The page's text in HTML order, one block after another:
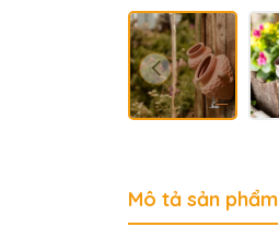
Mô tả sản phẩm